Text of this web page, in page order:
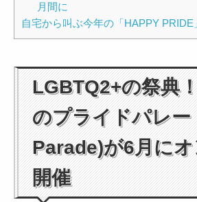
月間に
自宅から叫ぶ今年の「HAPPY PRIDE
LGBTQ2+の祭典
のプライドパレ
Parade)が6月に
開催